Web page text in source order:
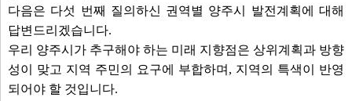
다음은 다섯 번째 질의하신 권역별 양주시 발전계획에 대해
답변드리겠습니다.
우리 양주시가 추구해야 하는 미래 지향점은 상위계획과 방향
성이 맞고 지역 주민의 요구에 부합하며, 지역의 특색이 반영
되어야 할 것입니다.